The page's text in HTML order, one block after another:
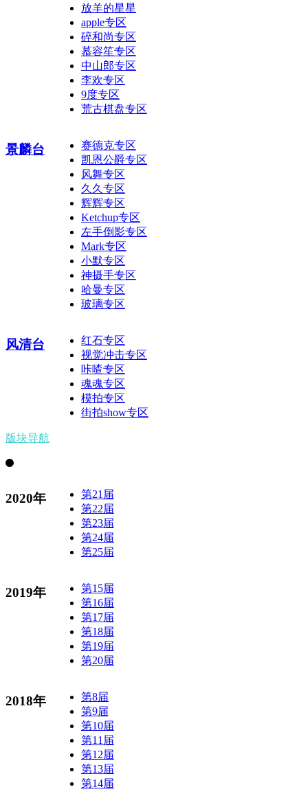
放羊的星星
apple专区
碎和尚专区
慕容笙专区
中山郎专区
李欢专区
9度专区
荒古棋盘专区
景麟台
赛德克专区
凯恩公爵专区
风舞专区
久久专区
辉辉专区
Ketchup专区
左手倒影专区
Mark专区
小默专区
神摄手专区
哈曼专区
玻璃专区
风清台
红石专区
视觉冲击专区
咔喳专区
魂魂专区
模拍专区
街拍show专区
版块导航
2020年
第21届
第22届
第23届
第24届
第25届
2019年
第15届
第16届
第17届
第18届
第19届
第20届
2018年
第8届
第9届
第10届
第11届
第12届
第13届
第14届